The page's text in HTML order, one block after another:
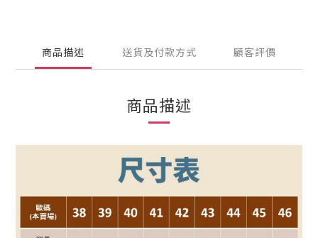
商品描述 送貨及付款方式 顧客評價
商品描述